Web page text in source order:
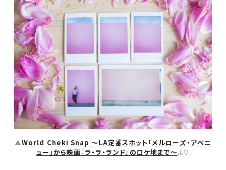
▲World Cheki Snap ～LA定番スポット「メルローズ・アベニ
ュー」から映画『ラ・ラ・ランド』のロケ地まで～より